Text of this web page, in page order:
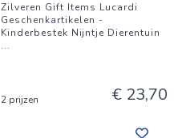
Zilveren Gift Items Lucardi
Geschenkartikelen -
Kinderbestek Nijntje Dierentuin
...
2 prijzen € 23,70